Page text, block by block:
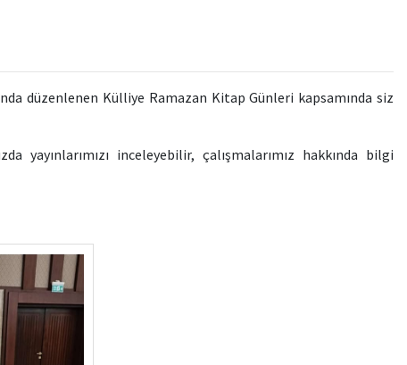
düzenlenen Külliye Ramazan Kitap Günleri kapsamında siz
yayınlarımızı inceleyebilir, çalışmalarımız hakkında bilgi